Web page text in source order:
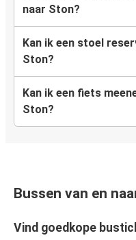
naar Ston?
Kan ik een stoel
Ston?
Kan ik een fiets
Ston?
Bussen van en
Vind goedkope